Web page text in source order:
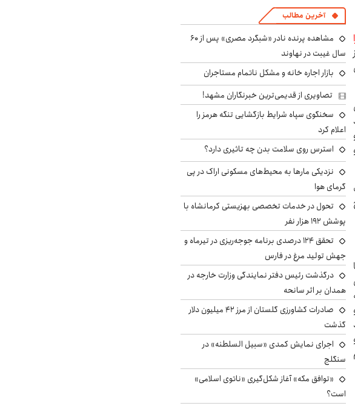
آخرین مطالب
مشاهده پرنده نادر «شبگرد مصری» پس از ۶۰
سال غیبت در نهاوند
بازار اجاره خانه و مشکل ناتمام مستاجران
تصاویری از قدیمی‌ترین خبرنگاران مشهد!
سخنگوی سپاه شرایط بازگشایی تنگه هرمز را
اعلام کرد
استرس روی سلامت بدن چه تاثیری دارد؟
نزدیکی مارها به محیط‌های مسکونی اراک در پی
گرمای هوا
تحول در خدمات تخصصی بهزیستی کرمانشاه با
پوشش ۱۹۲ هزار نفر
تحقق ۱۲۴ درصدی برنامه جوجه‌ریزی در تیرماه و
جهش تولید مرغ در فارس
درگذشت رئیس دفتر نمایندگی وزارت خارجه در
همدان بر اثر سانحه
صادرات کشاورزی گلستان از مرز ۴۲ میلیون دلار
گذشت
اجرای نمایش کمدی «سبیل السلطنه» در
سنگلج
«توافق مکه» آغاز شکل‌گیری «ناتوی اسلامی»
است؟